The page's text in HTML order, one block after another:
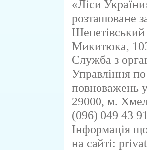
«Ліси
розташоване
Микитюка,
Служба з
Управління по
повноважень
29000, м.
(096) 049 43
Інформація
на сайті: